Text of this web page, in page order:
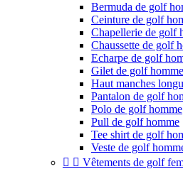
Bermuda de golf
Ceinture de golf
Chapellerie de golf
Chaussette de golf
Echarpe de golf
Gilet de golf homme
Haut manches
Pantalon de golf
Polo de golf homme
Pull de golf homme
Tee shirt de golf
Veste de golf
  Vêtements de golf